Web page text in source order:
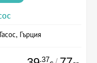
Гърция
.37